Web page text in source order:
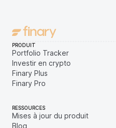
PRODUIT
Portfolio Tracker
Investir en crypto
Finary Plus
Finary Pro
RESSOURCES
Mises à jour du produit
Blog